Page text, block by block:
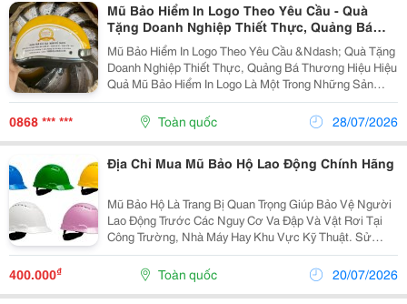
Mũ Bảo Hiểm In Logo Theo Yêu Cầu - Quà
Tặng Doanh Nghiệp Thiết Thực, Quảng Bá
Thương Hiệu Hiệu Quả
Mũ Bảo Hiểm In Logo Theo Yêu Cầu &Ndash; Quà Tặng
Doanh Nghiệp Thiết Thực, Quảng Bá Thương Hiệu Hiệu
Quả Mũ Bảo Hiểm In Logo Là Một Trong Những Sản
Phẩm Quà Tặng Doanh Nghiệp Được Ưa Chuộng Nhờ
Tính Thiết Thực, Độ Bền Cao Và Khả Năng Quảng Bá...
0868 *** *** Toàn quốc 28/07/2026
Địa Chỉ Mua Mũ Bảo Hộ Lao Động Chính Hãng
Mũ Bảo Hộ Là Trang Bị Quan Trọng Giúp Bảo Vệ Người
Lao Động Trước Các Nguy Cơ Va Đập Và Vật Rơi Tại
Công Trường, Nhà Máy Hay Khu Vực Kỹ Thuật. Sử
Dụng Mũ Bảo Hộ Đạt Chuẩn Không Chỉ Giảm Thiểu Rủi
Ro Chấn Thương, Nâng Cao Hiệu Quả Làm Việc Mà
Còn Thể...
400.000₫ Toàn quốc 20/07/2026